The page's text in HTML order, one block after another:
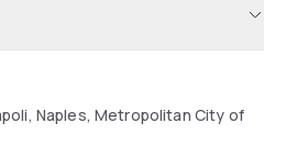
Naples, Metropolitan City of